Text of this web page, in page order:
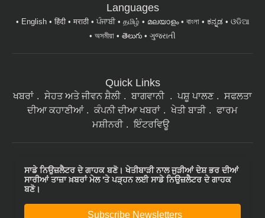
Languages
English हिंदी मराठी ਪੰਜਾਬੀ தமிழ் മലയാളം বাংলা ಕನ್ನಡ
ଓଡିଆ
অসমীয়া
తెలుగు ગુજરાતી
Quick Links
ਖਬਰਾਂ ਸੇਹਤ ਅਤੇ ਜੀਵਨ ਸ਼ੈਲੀ ਬਾਗਵਾਨੀ ਪਸ਼ੂ ਪਾਲਣ
ਸਫਲਤਾ
ਦੀਆ ਕਹਾਣੀਆਂ
ਕੰਪਨੀ ਦੀਆ ਖਬਰਾਂ ਖੇਤੀ ਬਾੜੀ
ਫਾਰਮ
ਮਸ਼ੀਨਰੀ
ਇੰਟਰਵਿਊ
ਸਾਡੇ ਨਿਉਜ਼ਲੈਟਰ ਦੇ ਗਾਹਕ ਬਣੋ। ਖੇਤੀਬਾੜੀ ਨਾਲ ਜੁੜੀਆਂ ਦੇਸ਼ ਭਰ ਦੀਆਂ
ਸਾਰੀਆਂ ਤਾਜ਼ਾ ਖ਼ਬਰਾਂ ਮੇਲ 'ਤੇ ਪੜ੍ਹਨ ਲਈ ਸਾਡੇ ਨਿਉਜ਼ਲੈਟਰ ਦੇ ਗਾਹਕ
ਬਣੋ।
Subscribe Newsletters